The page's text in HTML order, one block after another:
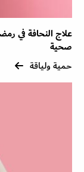
علاج النحافة في
صحية
حمية ولياقة